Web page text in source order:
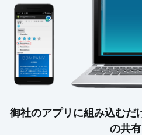
御社のアプリに組み込むだ
の共